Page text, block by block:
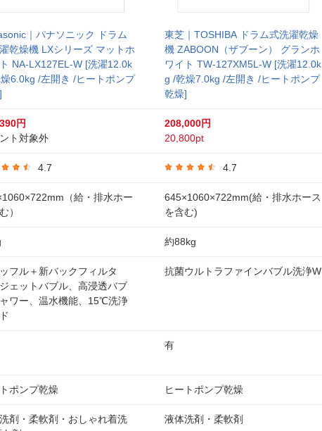
｜パナソニック ドラム
乾燥機 LXシリーズ マットホ
NA-LX127EL-W [洗濯12.0k
6.0kg /左開き /ヒートポンプ
円
ト対象外
4.7
（給・排水ホー
）
フル＋新バックフィルタ
ェットバブル、高浸透バブ
ワー、温水機能、15℃洗浄
ポンプ乾燥
剤・柔軟剤・おしゃれ着洗
東芝｜TOSHIBA ドラム式洗濯乾燥
機 ZABOON（ザブーン） グランホ
ワイト TW-127XM5L-W [洗濯12.0k
g /乾燥7.0kg /左開き /ヒートポンプ
乾燥]
208,000円
20,800pt
4.7
645×1060×722mm(給・排水ホース
を含む)
約88kg
抗菌ウルトラファインバブル洗浄W
有
ヒートポンプ乾燥
液体洗剤・柔軟剤